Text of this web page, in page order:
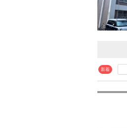
新着